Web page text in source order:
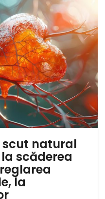
scut natural
scăderea
la